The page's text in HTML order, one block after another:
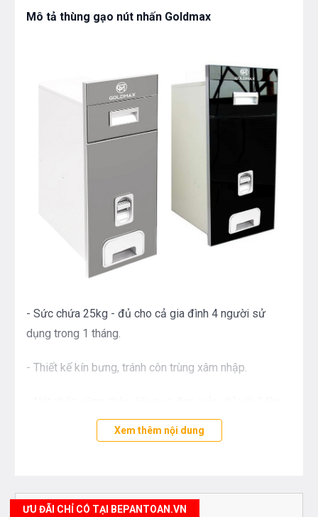
Mô tả thùng gạo nút nhấn Goldmax
- Sức chứa 25kg - đủ cho cả gia đình 4 người sử
dụng trong 1 tháng.
- Thiết kế kín bưng, tránh côn trùng xâm nhập.
- Mặt gương màu đen sáng bóng, phù hợp với phong
Xem thêm nội dung
ƯU ĐÃI CHỈ CÓ TẠI BEPANTOAN.VN